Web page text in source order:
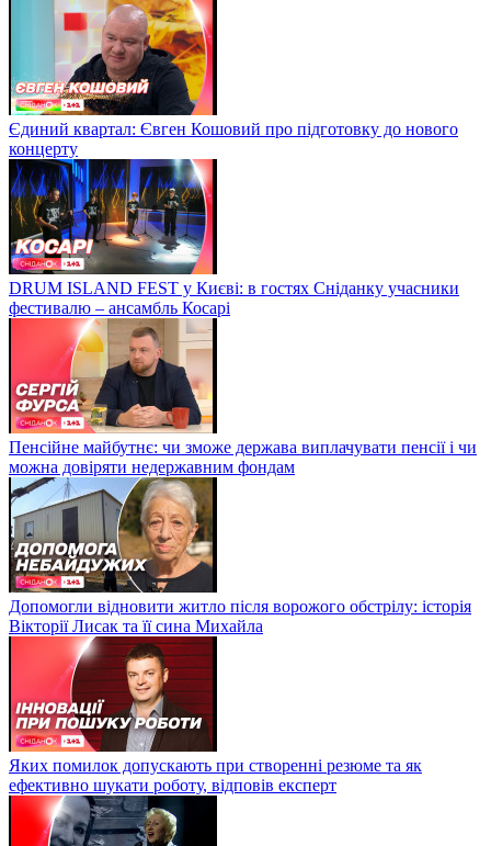
Єдиний квартал: Євген Кошовий про підготовку до нового
концерту
DRUM ISLAND FEST у Києві: в гостях Сніданку учасники
фестивалю – ансамбль Косарі
Пенсійне майбутнє: чи зможе держава виплачувати пенсії і чи
можна довіряти недержавним фондам
Допомогли відновити житло після ворожого обстрілу: історія
Вікторії Лисак та її сина Михайла
Яких помилок допускають при створенні резюме та як
ефективно шукати роботу, відповів експерт